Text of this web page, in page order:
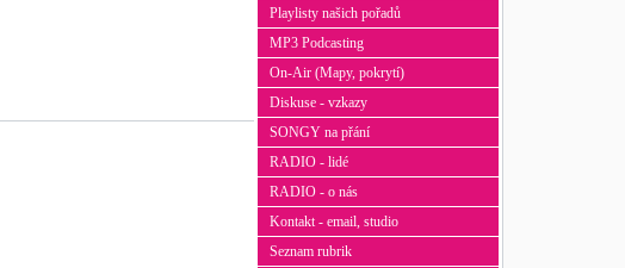
Playlisty našich pořadů
MP3 Podcasting
On-Air (Mapy, pokrytí)
Diskuse - vzkazy
SONGY na přání
RADIO - lidé
RADIO - o nás
Kontakt - email, studio
Seznam rubrik